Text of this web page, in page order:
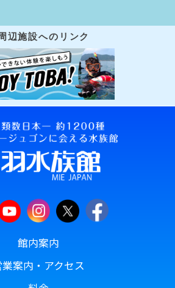
辺施設へのリンク
館内案内
業案内・アクセス